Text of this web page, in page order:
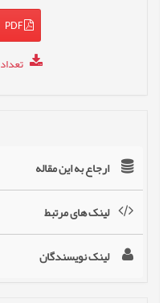
PDF
ارجاع به این مقاله
لینک های مرتبط
لینک نویسندگان